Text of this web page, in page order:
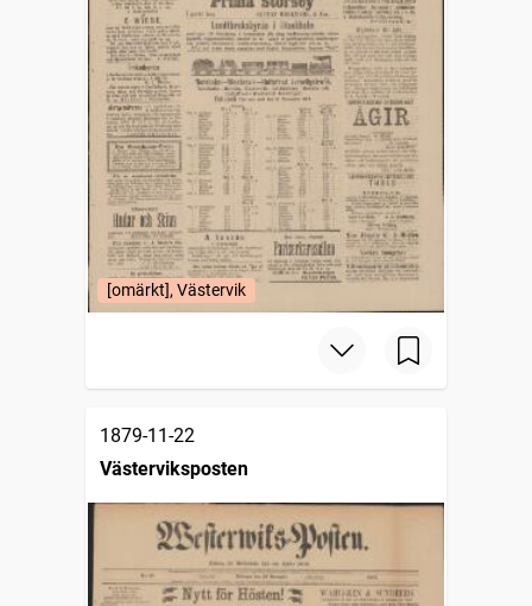
[omärkt], Västervik
1879-11-22
Västerviksposten